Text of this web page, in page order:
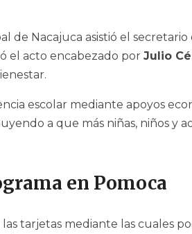
de Nacajuca asistió el
el acto encabezado por Julio
escolar mediante apoyos
a que más niñas, niños y
en Pomoca
tarjetas mediante las cuales